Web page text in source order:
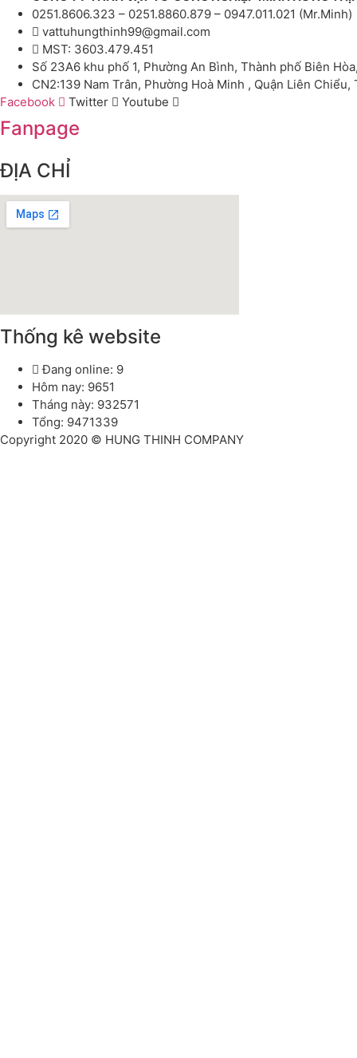
0251.8606.323 – 0251.8860.879 – 0947.011.021 (Mr.Minh)
vattuhungthinh99@gmail.com
MST: 3603.479.451
Số 23A6 khu phố 1, Phường An Bình, Thành phố Biên
CN2:139 Nam Trân, Phường Hoà Minh , Quận Liên Chiểu,
Facebook
Twitter Youtube
Fanpage
ĐỊA CHỈ
Thống kê website
Đang online: 9
Hôm nay: 9651
Tháng này: 932571
Tổng: 9471339
Copyright 2020 © HUNG THINH COMPANY